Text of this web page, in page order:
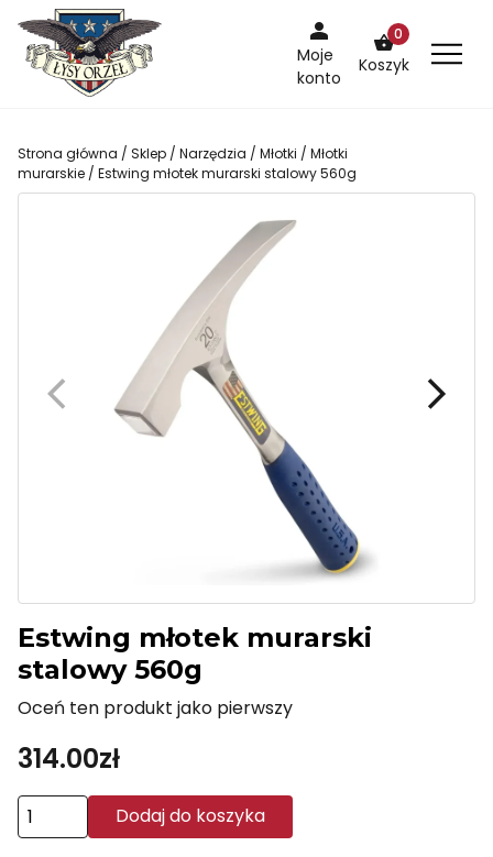
content
Moje
konto
Koszyk
0
Strona główna / Sklep / Narzędzia / Młotki / Młotki
murarskie / Estwing młotek murarski stalowy 560g
Estwing młotek murarski
stalowy 560g
Oceń ten produkt jako pierwszy
314.00zł
ilość
Estwing
Dodaj do koszyka